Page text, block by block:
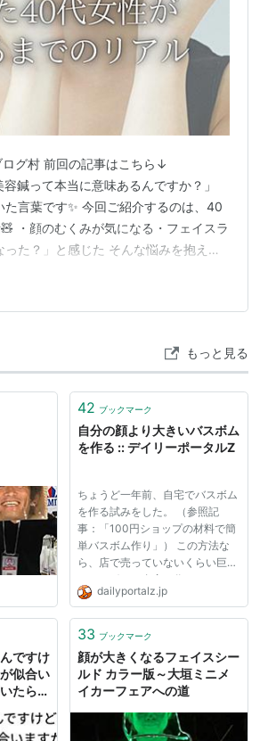
グ村 前回の記事はこちら↓
鍼って本当に意味あるんですか？」
言葉です✨ 今回ご紹介するのは、40
・顔のむくみが気になる・フェイスラ
た？」と感じた そんな悩みを抱えな
印象📝 カウンセリングで見えてきた原
もっと見る
42 ブックマーク
自分の顔より大きいバスボム
を作る :: デイリーポータルZ
ちょうど一年前、自宅でバスボム
を作る試みをした。 （参照記
事：「100円ショップの材料で簡
単バスボム作り」） この方法な
ら、店で売っていないくらい巨大
なバスボムも自宅で作れるかもし
れない。 （ほそいあや）
dailyportalz.jp
ですけ
似合い
たら店
しい
33 ブックマーク
顔が大きくなるフェイスシー
ルド カラー版～大垣ミニメ
イカーフェアへの道